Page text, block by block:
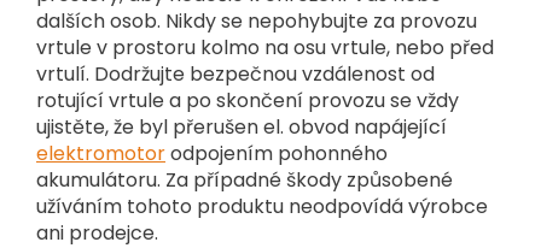
dalších osob. Nikdy se nepohybujte za provozu
vrtule v prostoru kolmo na osu vrtule, nebo před
vrtulí. Dodržujte bezpečnou vzdálenost od
rotující vrtule a po skončení provozu se vždy
ujistěte, že byl přerušen el. obvod napájející
elektromotorodpojením pohonného
akumulátoru. Za případné škody způsobené
užíváním tohoto produktu neodpovídá výrobce
ani prodejce.